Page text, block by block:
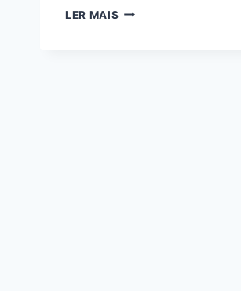
LER MAIS COMO